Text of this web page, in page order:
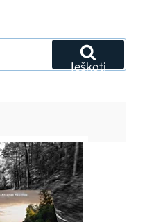
Ieškoti